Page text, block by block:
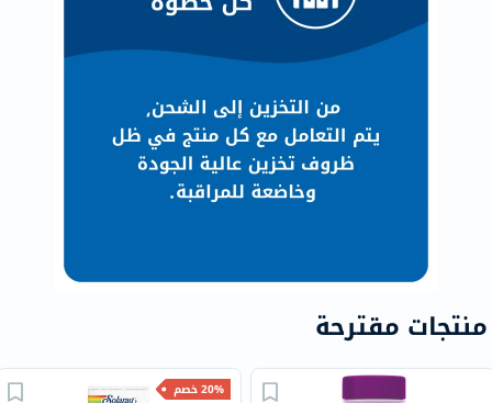
منتجات مقترحة
20% خصم